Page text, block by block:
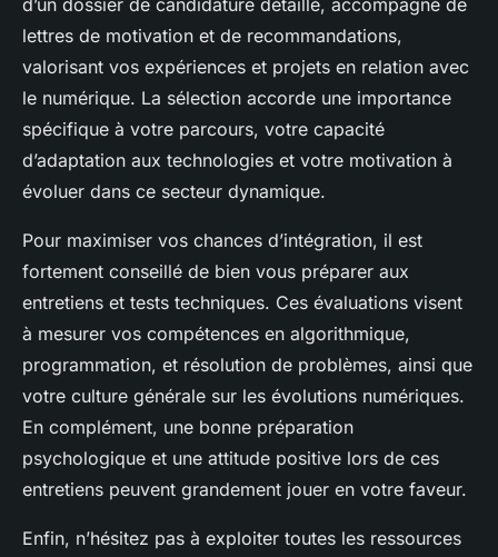
d’un dossier de candidature détaillé, accompagné de
lettres de motivation et de recommandations,
valorisant vos expériences et projets en relation avec
le numérique. La sélection accorde une importance
spécifique à votre parcours, votre capacité
d’adaptation aux technologies et votre motivation à
évoluer dans ce secteur dynamique.
Pour maximiser vos chances d’intégration, il est
fortement conseillé de bien vous préparer aux
entretiens et tests techniques. Ces évaluations visent
à mesurer vos compétences en algorithmique,
programmation, et résolution de problèmes, ainsi que
votre culture générale sur les évolutions numériques.
En complément, une bonne préparation
psychologique et une attitude positive lors de ces
entretiens peuvent grandement jouer en votre faveur.
Enfin, n’hésitez pas à exploiter toutes les ressources